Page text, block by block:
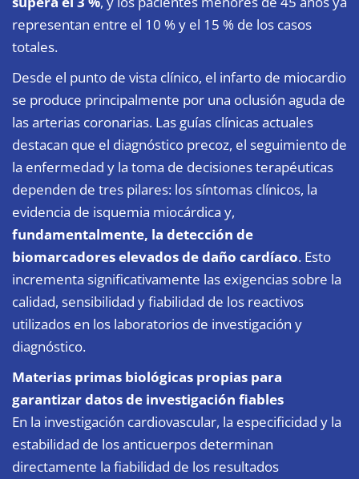
representan entre el 10 % y el 15 % de los casos
totales.
Desde el punto de vista clínico, el infarto de miocardio
se produce principalmente por una oclusión aguda de
las arterias coronarias. Las guías clínicas actuales
destacan que el diagnóstico precoz, el seguimiento de
la enfermedad y la toma de decisiones terapéuticas
dependen de tres pilares: los síntomas clínicos, la
evidencia de isquemia miocárdica y,
fundamentalmente, la detección de
biomarcadores elevados de daño cardíaco. Esto
incrementa significativamente las exigencias sobre la
calidad, sensibilidad y fiabilidad de los reactivos
utilizados en los laboratorios de investigación y
diagnóstico.
Materias primas biológicas propias para
garantizar datos de investigación fiables
En la investigación cardiovascular, la especificidad y la
estabilidad de los anticuerpos determinan
directamente la fiabilidad de los resultados